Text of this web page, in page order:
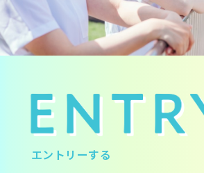
エントリーする